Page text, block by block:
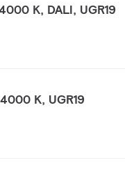
K, DALI, UGR19
K, UGR19